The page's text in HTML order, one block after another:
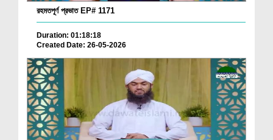
রহমতপূর্ণ প্রভাত EP# 1171
Duration: 01:18:18
Created Date: 26-05-2026